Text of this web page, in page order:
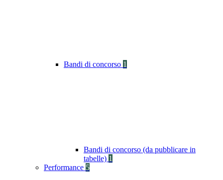
Bandi di concorso 1
Bandi di concorso (da pubblicare in
tabelle) 1
Performance 5